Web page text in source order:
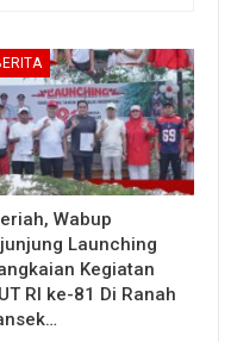
Wabup
Launching
Kegiatan
RI ke-81 Di Ranah